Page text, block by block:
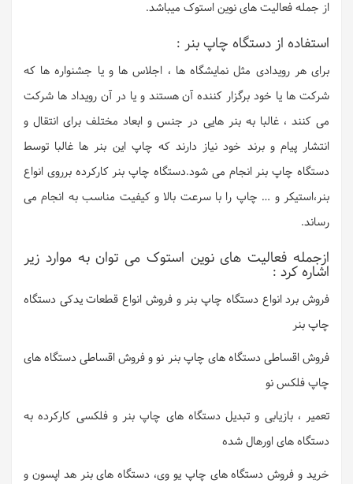
از جمله فعالیت های نوین استوک میباشد.
استفاده از دستگاه چاپ بنر :
برای هر رویدادی مثل نمایشگاه ها ، اجلاس ها و یا جشنواره ها که
شرکت ها یا خود برگزار کننده آن هستند و یا در آن رویداد ها شرکت
می کنند ، غالبا به بنر هایی در جنس و ابعاد مختلف برای انتقال و
انتشار پیام و برند خود نیاز دارند که چاپ این بنر ها غالبا توسط
دستگاه چاپ بنر انجام می شود.دستگاه چاپ بنر کارکرده برروی انواع
بنر،استیکر و … چاپ را با سرعت بالا و کیفیت مناسب به انجام می
رساند.
ازجمله فعالیت های نوین استوک می توان به موارد زیر
اشاره کرد :
فروش برد انواع دستگاه چاپ بنر و فروش انواع قطعات یدکی دستگاه
چاپ بنر
فروش اقساطی دستگاه های چاپ بنر نو و فروش اقساطی دستگاه های
چاپ فلکس نو
تعمیر ، بازیابی و تبدیل دستگاه های چاپ بنر و فلکسی کارکرده به
دستگاه های اورهال شده
خرید و فروش دستگاه های چاپ یو وی، دستگاه های بنر هد اپسون و